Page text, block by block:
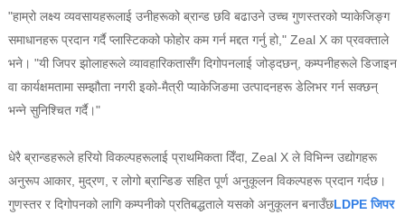
"हाम्रो लक्ष्य व्यवसायहरूलाई उनीहरूको ब्रान्ड छवि बढाउने उच्च गुणस्तरको प्याकेजिङ्ग
समाधानहरू प्रदान गर्दै प्लास्टिकको फोहोर कम गर्न मद्दत गर्नु हो," Zeal X का प्रवक्ताले
भने। "यी जिपर झोलाहरूले व्यावहारिकतासँग दिगोपनलाई जोड्दछन्, कम्पनीहरूले डिजाइन
वा कार्यक्षमतामा सम्झौता नगरी इको-मैत्री प्याकेजिङमा उत्पादनहरू डेलिभर गर्न सक्छन्
भन्ने सुनिश्चित गर्दै।"
धेरै ब्रान्डहरूले हरियो विकल्पहरूलाई प्राथमिकता दिँदा, Zeal X ले विभिन्न उद्योगहरू
अनुरूप आकार, मुद्रण, र लोगो ब्रान्डिङ सहित पूर्ण अनुकूलन विकल्पहरू प्रदान गर्दछ।
गुणस्तर र दिगोपनको लागि कम्पनीको प्रतिबद्धताले यसको अनुकूलन बनाउँछLDPE जिपर